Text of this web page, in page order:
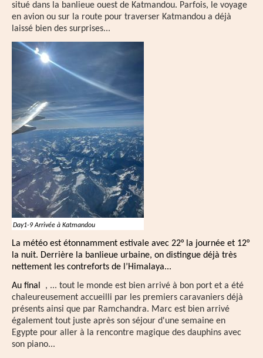
situé dans la banlieue ouest de Katmandou. Parfois, le voyage
en avion ou sur la route pour traverser Katmandou a déjà
laissé bien des surprises...
Day1-9 Arrivée à Katmandou
La météo est étonnamment estivale avec 22° la journée et 12°
la nuit. Derrière la banlieue urbaine, on distingue déjà très
nettement les contreforts de l’Himalaya...
Au final
, ... tout le monde est bien arrivé à bon port et a été
chaleureusement accueilli par les premiers caravaniers déjà
présents ainsi que par Ramchandra. Marc est bien arrivé
également tout juste après son séjour d'une semaine en
Egypte pour aller à la rencontre magique des dauphins avec
son piano...